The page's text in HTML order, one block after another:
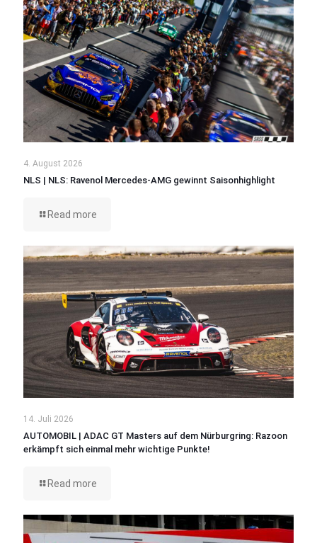
4. August 2026
NLS | NLS: Ravenol Mercedes-AMG gewinnt Saisonhighlight
Read more
14. Juli 2026
AUTOMOBIL | ADAC GT Masters auf dem Nürburgring: Razoon
erkämpft sich einmal mehr wichtige Punkte!
Read more